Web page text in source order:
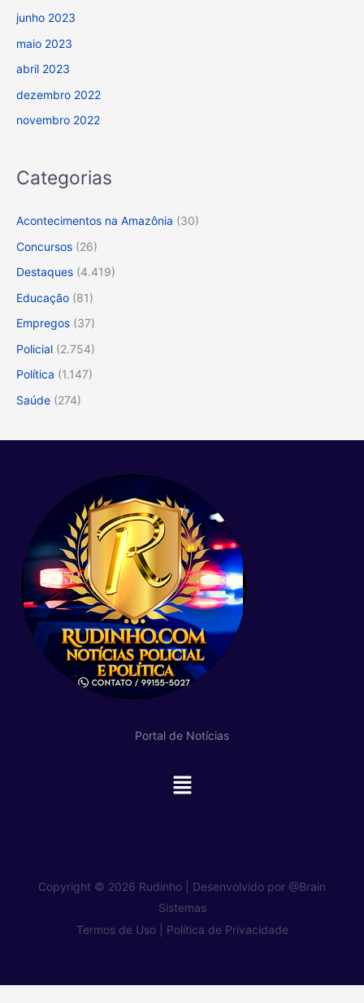
junho 2023
maio 2023
abril 2023
dezembro 2022
novembro 2022
Categorias
Acontecimentos na Amazônia (30)
Concursos (26)
Destaques (4.419)
Educação (81)
Empregos (37)
Policial (2.754)
Política (1.147)
Saúde (274)
Portal de Notícias
Main
Copyright © 2026 Rudinho | Desenvolvido por @Brain
Sistemas
Termos de Uso |
Política de Privacidade